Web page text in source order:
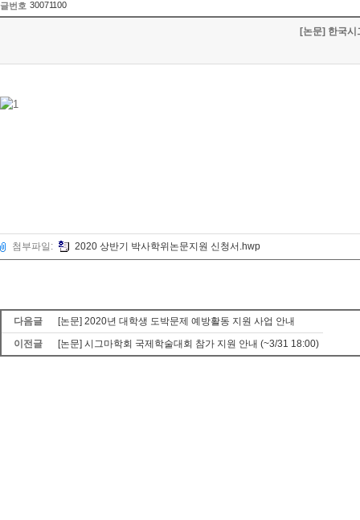
글번호 30071100
[논문] 한국
첨부파일: 2020 상반기 박사학위논문지원 신청서.hwp
다음글
[논문] 2020년 대학생 도박문제 예방활동 지원 사업 안내
이전글
[논문] 시그마학회 국제학술대회 참가 지원 안내 (~3/31 18:00)